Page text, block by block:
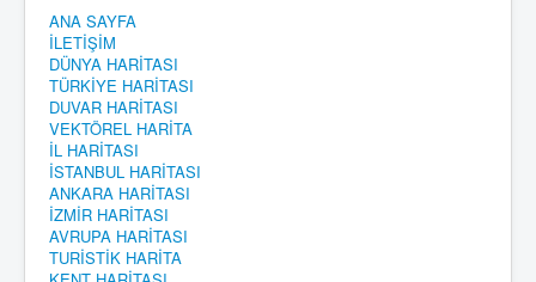
ANA SAYFA
İLETİŞİM
DÜNYA HARİTASI
TÜRKİYE HARİTASI
DUVAR HARİTASI
VEKTÖREL HARİTA
İL HARİTASI
İSTANBUL HARİTASI
ANKARA HARİTASI
İZMİR HARİTASI
AVRUPA HARİTASI
TURİSTİK HARİTA